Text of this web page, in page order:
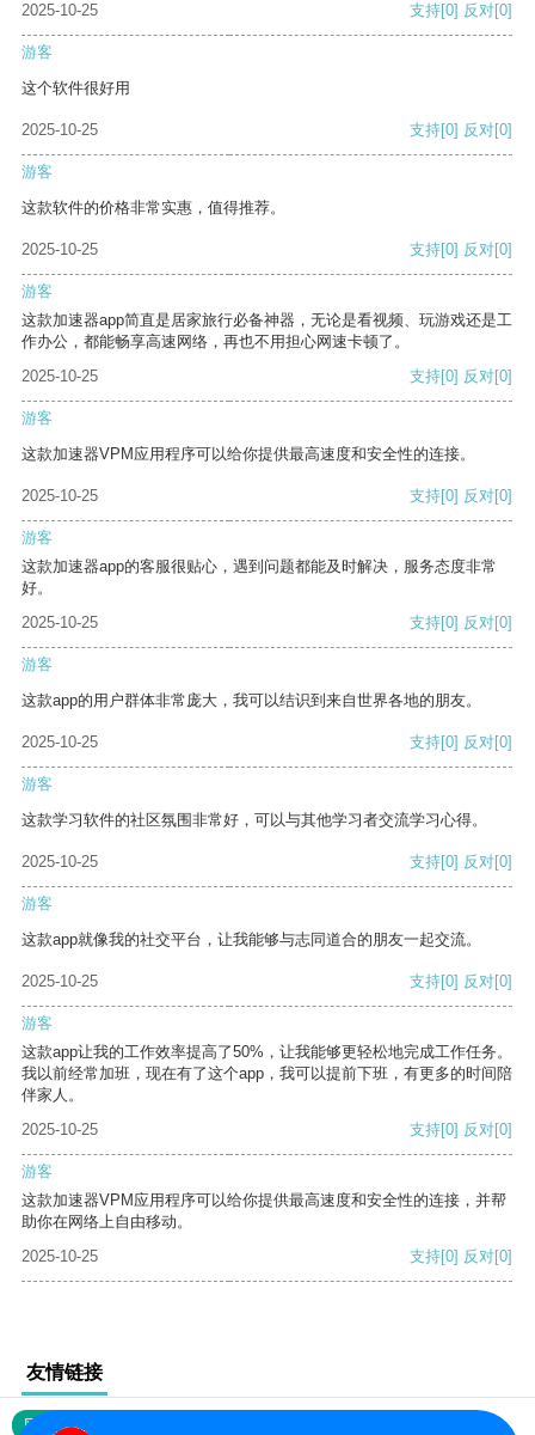
2025-10-25 支持[0] 反对[0]
游客
这个软件很好用
2025-10-25 支持[0] 反对[0]
游客
这款软件的价格非常实惠，值得推荐。
2025-10-25 支持[0] 反对[0]
游客
这款加速器app简直是居家旅行必备神器，无论是看视频、玩游戏还是工
作办公，都能畅享高速网络，再也不用担心网速卡顿了。
2025-10-25
支持[0] 反对[0]
游客
这款加速器VPM应用程序可以给你提供最高速度和安全性的连接。
2025-10-25 支持[0] 反对[0]
游客
这款加速器app的客服很贴心，遇到问题都能及时解决，服务态度非常
好。
2025-10-25
支持[0] 反对[0]
游客
这款app的用户群体非常庞大，我可以结识到来自世界各地的朋友。
2025-10-25 支持[0] 反对[0]
游客
这款学习软件的社区氛围非常好，可以与其他学习者交流学习心得。
2025-10-25 支持[0] 反对[0]
游客
这款app就像我的社交平台，让我能够与志同道合的朋友一起交流。
2025-10-25 支持[0] 反对[0]
游客
这款app让我的工作效率提高了50%，让我能够更轻松地完成工作任务。
我以前经常加班，现在有了这个app，我可以提前下班，有更多的时间陪
伴家人。
2025-10-25
支持[0] 反对[0]
游客
这款加速器VPM应用程序可以给你提供最高速度和安全性的连接，并帮
助你在网络上自由移动。
2025-10-25
支持[0] 反对[0]
友情链接
网站地图